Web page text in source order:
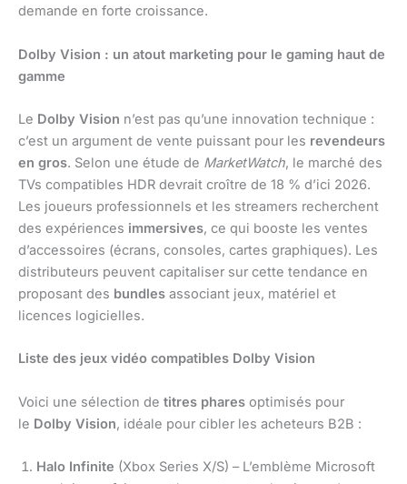
demande en forte croissance.
Dolby Vision : un atout marketing pour le gaming haut de
gamme
Le Dolby Vision n’est pas qu’une innovation technique :
c’est un argument de vente puissant pour les revendeurs
en gros. Selon une étude de MarketWatch, le marché des
TVs compatibles HDR devrait croître de 18 % d’ici 2026.
Les joueurs professionnels et les streamers recherchent
des expériences immersives, ce qui booste les ventes
d’accessoires (écrans, consoles, cartes graphiques). Les
distributeurs peuvent capitaliser sur cette tendance en
proposant des bundles associant jeux, matériel et
licences logicielles.
Liste des jeux vidéo compatibles Dolby Vision
Voici une sélection de titres phares optimisés pour
le Dolby Vision, idéale pour cibler les acheteurs B2B :
Halo Infinite (Xbox Series X/S) – L’emblème Microsoft